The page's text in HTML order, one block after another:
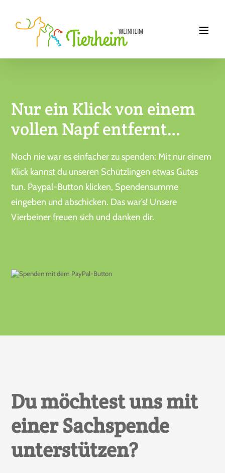
Inhalt
Nur ein Klick von einem
vollen Napf entfernt…
Noch nie war es einfacher zu spenden: Mit nur einem
Klick kannst du unseren Schützlingen etwas Gutes
tun. Paypal-Button klicken, Spendensumme
eingeben und abschicken. Das war’s! Unsere
Vierbeiner freuen sich und danken dir.
Du möchtest uns mit
einer Sachspende
unterstützen?